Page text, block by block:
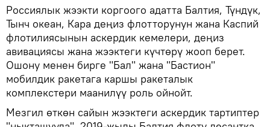
Россиялык жээкти коргоого адатта Балтия, Түндүк,
Тынч океан, Кара деңиз флотторунун жана Каспий
флотилиясынын аскердик кемелери, деңиз
авивациясы жана жээктеги күчтөрү жооп берет.
Ошону менен бирге "Бал" жана "Бастион"
мобилдик ракетага каршы ракеталык
комплекстери маанилүү роль ойнойт.
Мезгил өткөн сайын жээктеги аскердик тартиптер